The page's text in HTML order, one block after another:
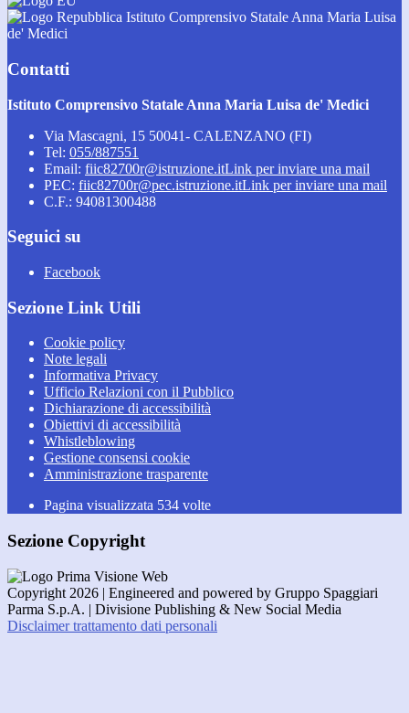
Istituto Comprensivo Statale Anna Maria Luisa
de' Medici
Contatti
Istituto Comprensivo Statale Anna Maria Luisa de' Medici
Via Mascagni, 15 50041- CALENZANO (FI)
Tel: 055/887551
Email: fiic82700r@istruzione.itLink per inviare una mail
PEC: fiic82700r@pec.istruzione.itLink per inviare una mail
C.F.: 94081300488
Seguici su
Facebook
Sezione Link Utili
Cookie policy
Note legali
Informativa Privacy
Ufficio Relazioni con il Pubblico
Dichiarazione di accessibilità
Obiettivi di accessibilità
Whistleblowing
Gestione consensi cookie
Amministrazione trasparente
Pagina visualizzata 534 volte
Sezione Copyright
Copyright 2026 | Engineered and powered by Gruppo Spaggiari
Parma S.p.A. | Divisione Publishing & New Social Media
Disclaimer trattamento dati personali